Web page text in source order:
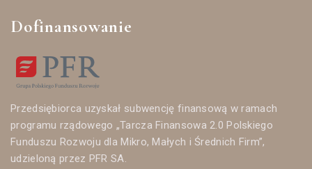
Dofinansowanie
Przedsiębiorca uzyskał subwencję finansową w ramach
programu rządowego „Tarcza Finansowa 2.0 Polskiego
Funduszu Rozwoju dla Mikro, Małych i Średnich Firm”,
udzieloną przez PFR SA.